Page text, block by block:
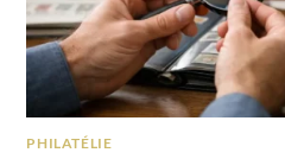
PHILATÉLIE